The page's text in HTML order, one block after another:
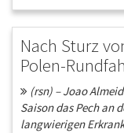
Nach Sturz
Polen-
(rsn) – Joao
Saison das Pech an
langwierigen